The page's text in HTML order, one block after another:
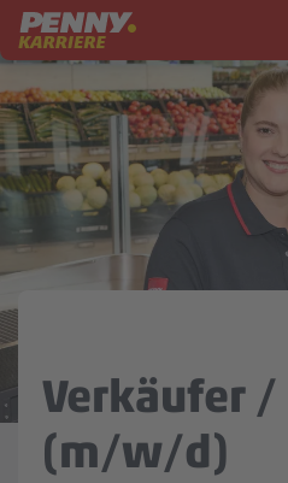
Zum Inhalt springen
PENNY als
Zentrale
Mein
Verkäufer /
(m/w/d)